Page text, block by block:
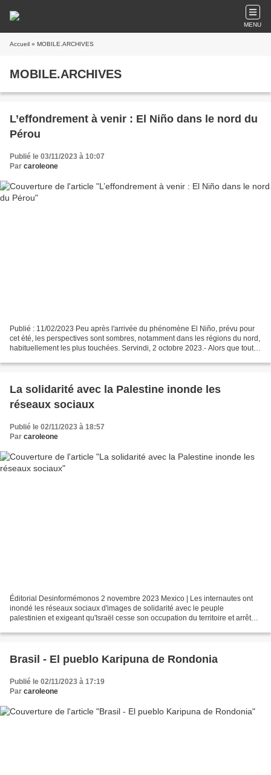
MENU
Accueil » MOBILE.ARCHIVES
MOBILE.ARCHIVES
L’effondrement à venir : El Niño dans le nord du
Pérou
Publié le 03/11/2023 à 10:07
Par caroleone
Publié : 11/02/2023 Peu après l'arrivée du phénomène El Niño, prévu pour
cet été, les perspectives sont sombres, notamment dans les régions du nord,
habituellement les plus touchées. Servindi, 2 octobre 2023.- Alors que tout
La solidarité avec la Palestine inonde les
réseaux sociaux
Publié le 02/11/2023 à 18:57
Par caroleone
Éditorial Desinformémonos 2 novembre 2023 Mexico | Les internautes ont
inondé les réseaux sociaux d'images de solidarité avec le peuple
palestinien et exigeant qu'Israël cesse son occupation du territoire et arrête
Brasil - El pueblo Karipuna de Rondonia
Publié le 02/11/2023 à 17:19
Par caroleone